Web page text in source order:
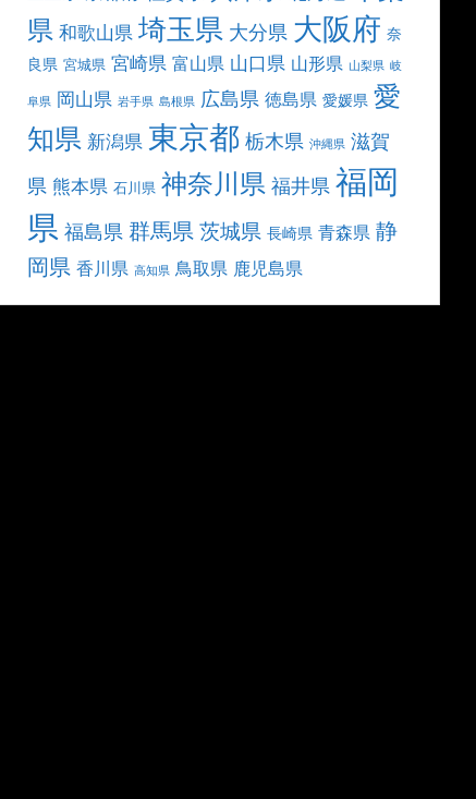
県 和歌山県 埼玉県 大分県 大阪府 奈
良県 宮城県 宮崎県 富山県 山口県 山形県 山梨県 岐
阜県 岡山県 岩手県 島根県 広島県 徳島県 愛媛県 愛
知県 新潟県 東京都 栃木県 沖縄県 滋賀
県 熊本県 石川県 神奈川県 福井県 福岡
県 福島県 群馬県茨城県 長崎県 青森県 静
岡県 香川県 高知県 鳥取県 鹿児島県